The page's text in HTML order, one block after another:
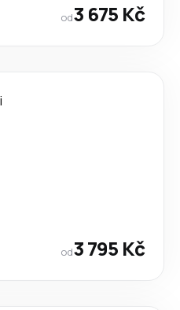
od3 675 Kč
od3 795 Kč